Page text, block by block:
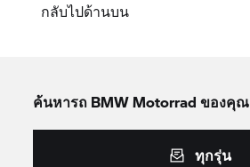
กลับไปด้านบน
ค้นหารถ BMW Motorrad ของคุณ
ทุกรุ่น